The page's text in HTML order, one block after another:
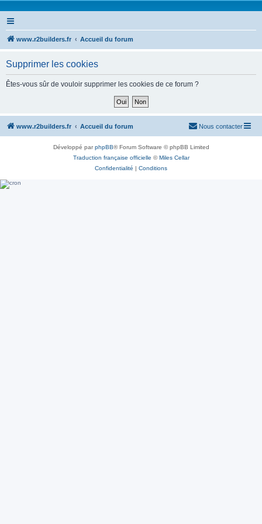
www.r2builders.fr Accueil du forum
Supprimer les cookies
Êtes-vous sûr de vouloir supprimer les cookies de ce forum ?
www.r2builders.fr Accueil du forum Nous contacter
Développé parphpBB® Forum Software © phpBB Limited
Traduction française officielle ©Miles Cellar
Confidentialité | Conditions